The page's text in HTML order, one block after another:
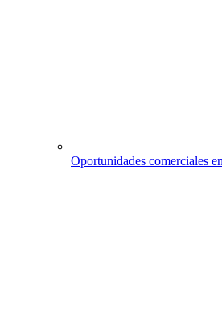
Oportunidades comerciales